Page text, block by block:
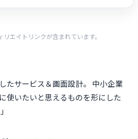
エイトリンクが含まれています。
たサービス＆画⾯設計。 中⼩企業
使いたいと思えるものを形にした